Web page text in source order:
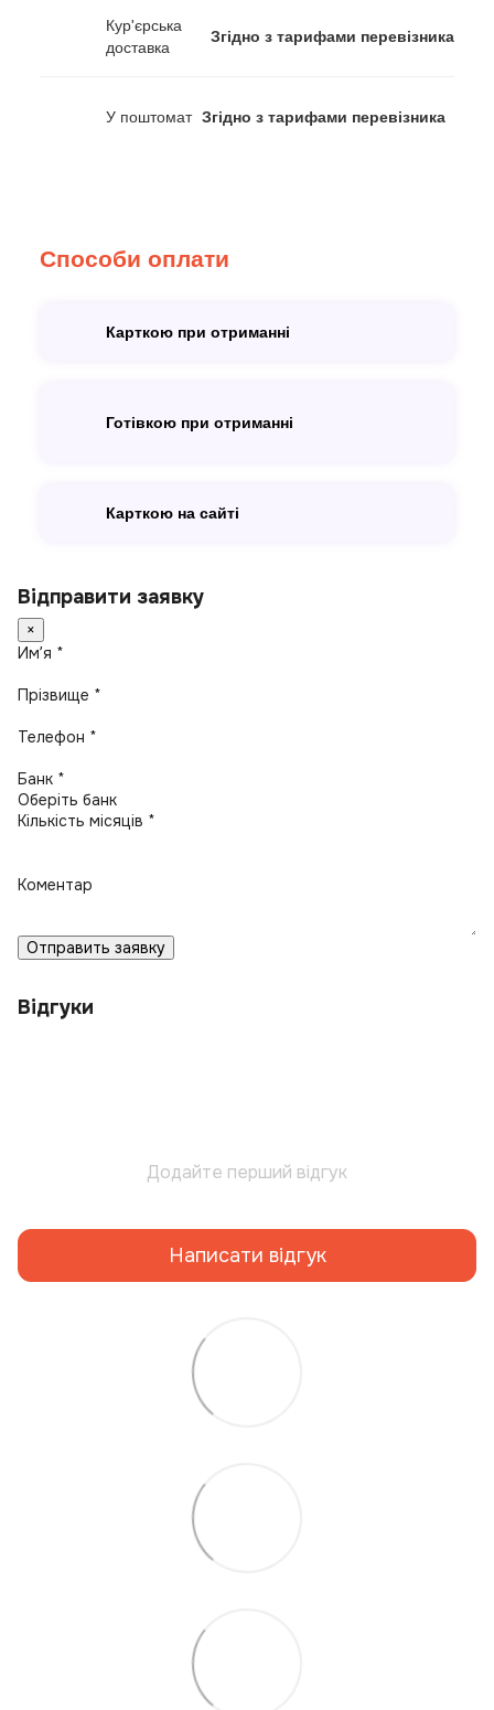
Кур'єрська
доставка
Згідно з тарифами перевізника
У поштомат Згідно з тарифами перевізника
Способи оплати
Карткою при отриманні
Готівкою при отриманні
Карткою на сайті
Відправити заявку
×
Имʼя *
Прізвище *
Телефон *
Банк *
Кількість місяців *
Коментар
Отправить заявку
Відгуки
Додайте перший відгук
Написати відгук